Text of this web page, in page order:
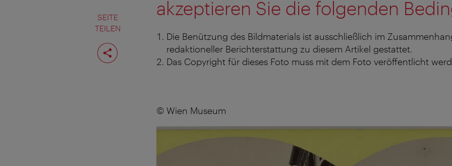
SEITE
TEILEN
Seite
teilen
akzeptieren Sie die folgenden
Die Benützung des Bildmaterials ist ausschließlich im
redaktioneller Berichterstattung zu diesem Artikel gestattet.
Das Copyright für dieses Foto muss mit dem Foto veröffentlicht
© Wien Museum